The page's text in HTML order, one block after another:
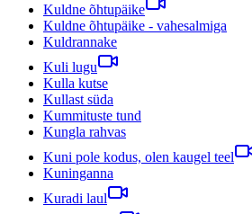
Kuldne õhtupäike
Kuldne õhtupäike - vahesalmiga
Kuldrannake
Kuli lugu
Kulla kutse
Kullast süda
Kummituste tund
Kungla rahvas
Kuni pole kodus, olen kaugel teel
Kuninganna
Kuradi laul